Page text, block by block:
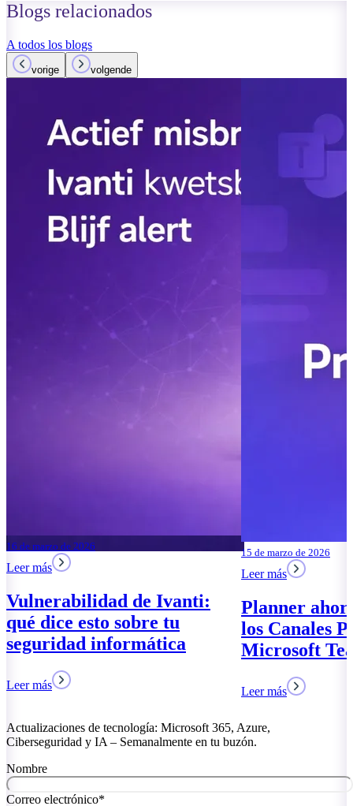
Blogs relacionados
A todos los blogs
vorige volgende
marzo de 2026
más
de Ivanti:
dice esto sobre tu
informática
más
15 de marzo de 2026
Leer más
Planner ahora
los Canales
Microsoft Teams
Leer más
Actualizaciones de tecnología: Microsoft 365, Azure,
Ciberseguridad y IA – Semanalmente en tu buzón.
Nombre
Correo electrónico*